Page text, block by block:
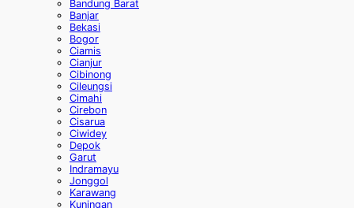
Bandung Barat
Banjar
Bekasi
Bogor
Ciamis
Cianjur
Cibinong
Cileungsi
Cimahi
Cirebon
Cisarua
Ciwidey
Depok
Garut
Indramayu
Jonggol
Karawang
Kuningan